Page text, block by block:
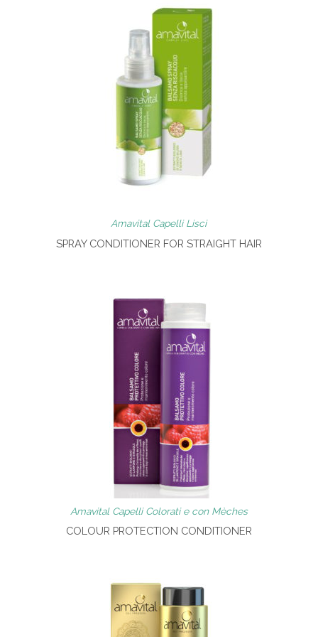
Amavital Capelli Lisci
SPRAY CONDITIONER FOR STRAIGHT HAIR
Amavital Capelli Colorati e con Mèches
COLOUR PROTECTION CONDITIONER